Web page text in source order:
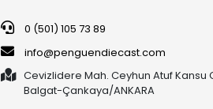
0 (501) 105 73 89
info@penguendiecast.com
Cevizlidere Mah. Ceyhun Atuf Kansu
Balgat-Çankaya/ANKARA